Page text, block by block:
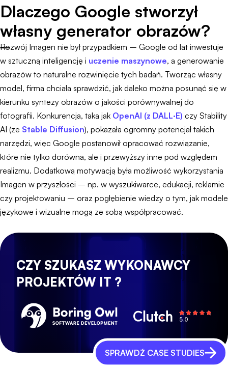
Dlaczego Google stworzył
własny generator obrazów?
Rozwój Imagen nie był przypadkiem – Google od lat inwestuje
w sztuczną inteligencję i uczenie maszynowe, a generowanie
obrazów to naturalne rozwinięcie tych badań. Tworząc własny
model, firma chciała sprawdzić, jak daleko można posunąć się w
kierunku syntezy obrazów o jakości porównywalnej do
fotografii. Konkurencja, taka jak OpenAI (z DALL·E) czy Stability
AI (ze Stable Diffusion), pokazała ogromny potencjał takich
narzędzi, więc Google postanowił opracować rozwiązanie,
które nie tylko dorówna, ale i przewyższy inne pod względem
realizmu. Dodatkową motywacją była możliwość wykorzystania
Imagen w przyszłości – np. w wyszukiwarce, edukacji, reklamie
czy projektowaniu – oraz pogłębienie wiedzy o tym, jak modele
językowe i wizualne mogą ze sobą współpracować.
CZY SZUKASZ WYKONAWCY
PROJEKTÓW IT ?
SPRAWDŹ CASE STUDIES